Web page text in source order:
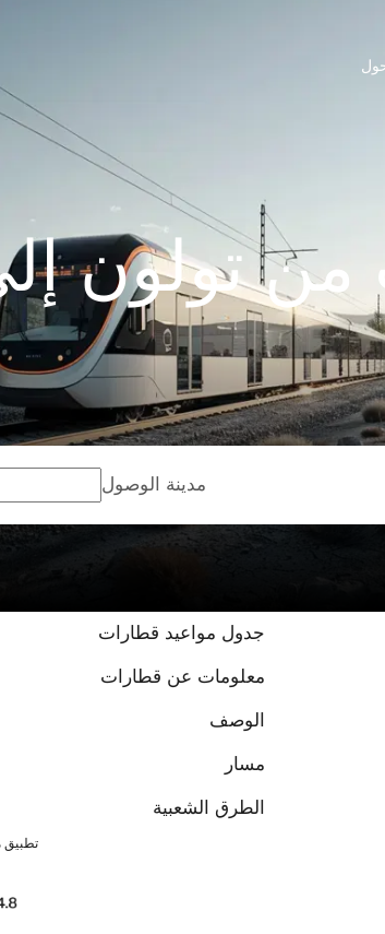
من تولون
مدينة الوصول
جدول مواعيد قطارات
معلومات عن قطارات
الوصف
مسار
الطرق الشعبية
تطبيق